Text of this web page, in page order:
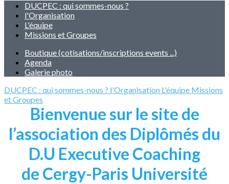
DUCPEC : qui sommes-nous ?
l'Organisation
L'équipe
Missions et Groupes
Boutique (cotisations/inscriptions events ...)
Agenda
Galerie photo
DUCPEC : qui sommes-nous ? l'Organisation L'équipe Missions
et Groupes
Bienvenue sur le site de
l’association des Diplômés du
D.U Executive Coaching
de Cergy-Paris Université